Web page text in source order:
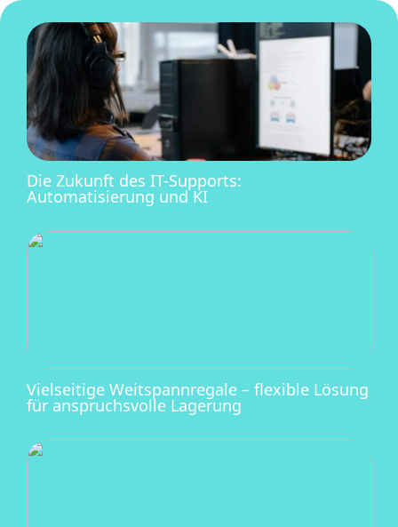
Die Zukunft des IT-Supports:
Automatisierung und KI
Vielseitige Weitspannregale – flexible Lösung
für anspruchsvolle Lagerung